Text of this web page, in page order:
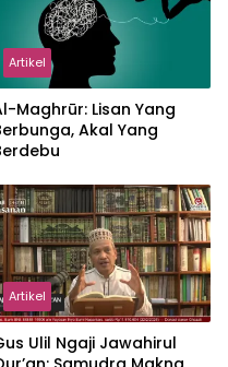
Artikel
Maghrūr: Lisan Yang
Akal Yang
Artikel
Ulil Ngaji Jawahirul